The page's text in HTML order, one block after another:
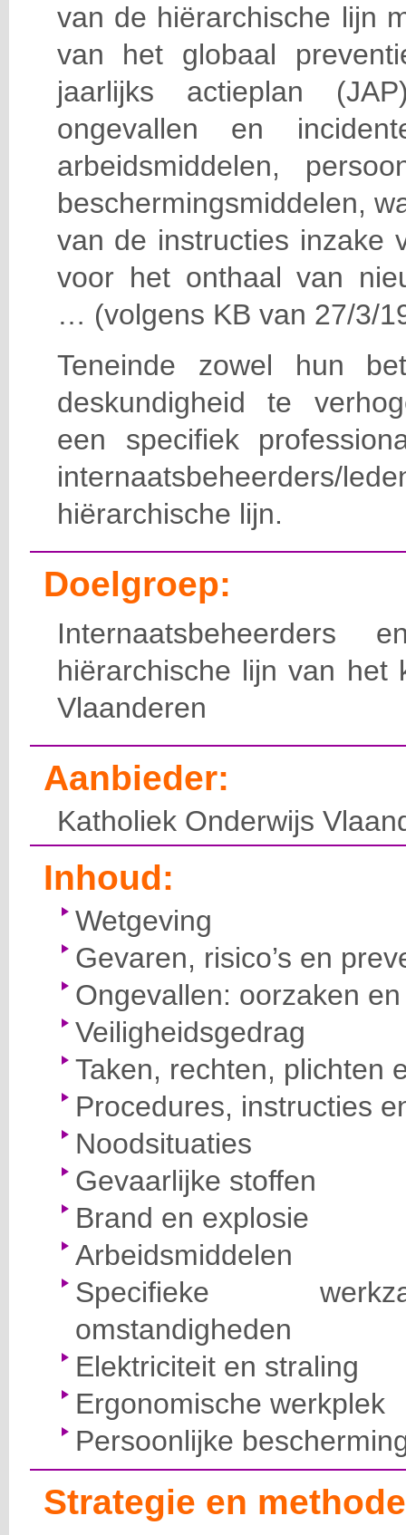
van de hiërarchische lijn
van het globaal
jaarlijks actieplan
ongevallen en
arbeidsmiddelen,
beschermingsmiddelen,
van de instructies inzake
voor het onthaal van
… (volgens KB van 27/3/
Teneinde zowel hun
deskundigheid te
een specifiek
hiërarchische lijn.
Doelgroep:
hiërarchische lijn van het
Vlaanderen
Aanbieder:
Katholiek Onderwijs
Inhoud:
Wetgeving
Gevaren, risico’s en
Ongevallen: oorzaken
Veiligheidsgedrag
Taken, rechten, plichten
Procedures, instructies
Noodsituaties
Gevaarlijke stoffen
Brand en explosie
Arbeidsmiddelen
Specifieke
omstandigheden
Elektriciteit en straling
Ergonomische werkplek
Persoonlijke
Strategie en